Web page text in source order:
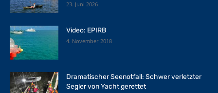
23. Juni 2026
Video: EPIRB
4. November 2018
Dramatischer Seenotfall: Schwer verletzter
Segler von Yacht gerettet